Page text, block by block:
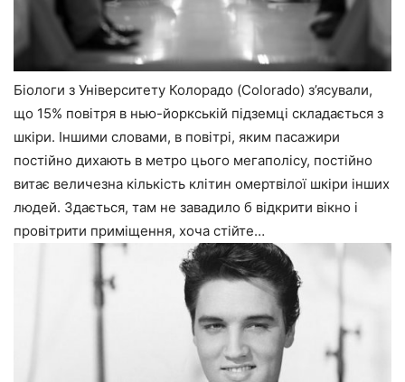
Біологи з Університету Колорадо (Colorado) з’ясували,
що 15% повітря в нью-йоркській підземці складається з
шкіри. Іншими словами, в повітрі, яким пасажири
постійно дихають в метро цього мегаполісу, постійно
витає величезна кількість клітин омертвілої шкіри інших
людей. Здається, там не завадило б відкрити вікно і
провітрити приміщення, хоча стійте…